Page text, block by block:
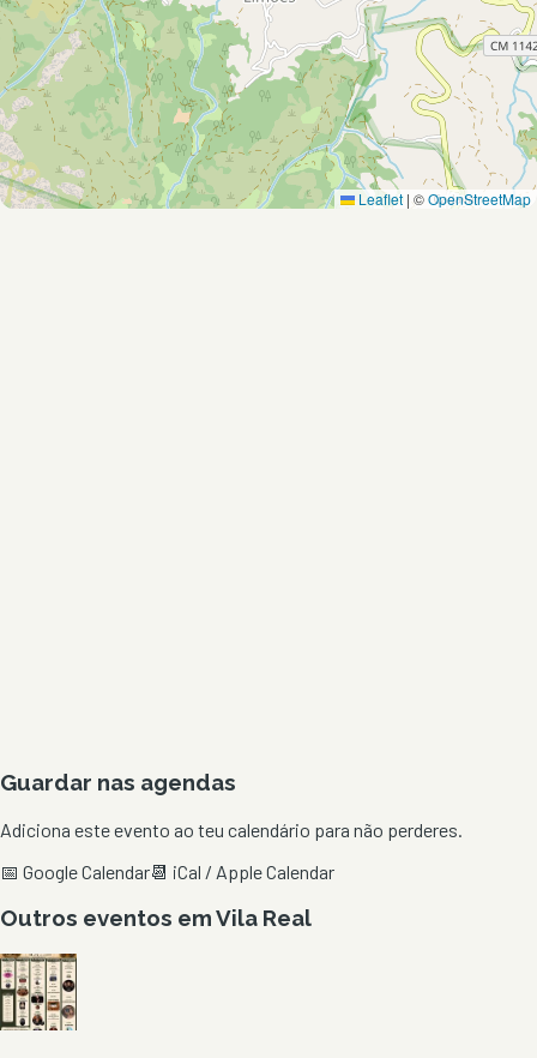
Leaflet |©OpenStreetMap
Guardar nas agendas
Adiciona este evento ao teu calendário para não perderes.
📅 Google Calendar📆 iCal / Apple Calendar
Outros eventos emVila Real